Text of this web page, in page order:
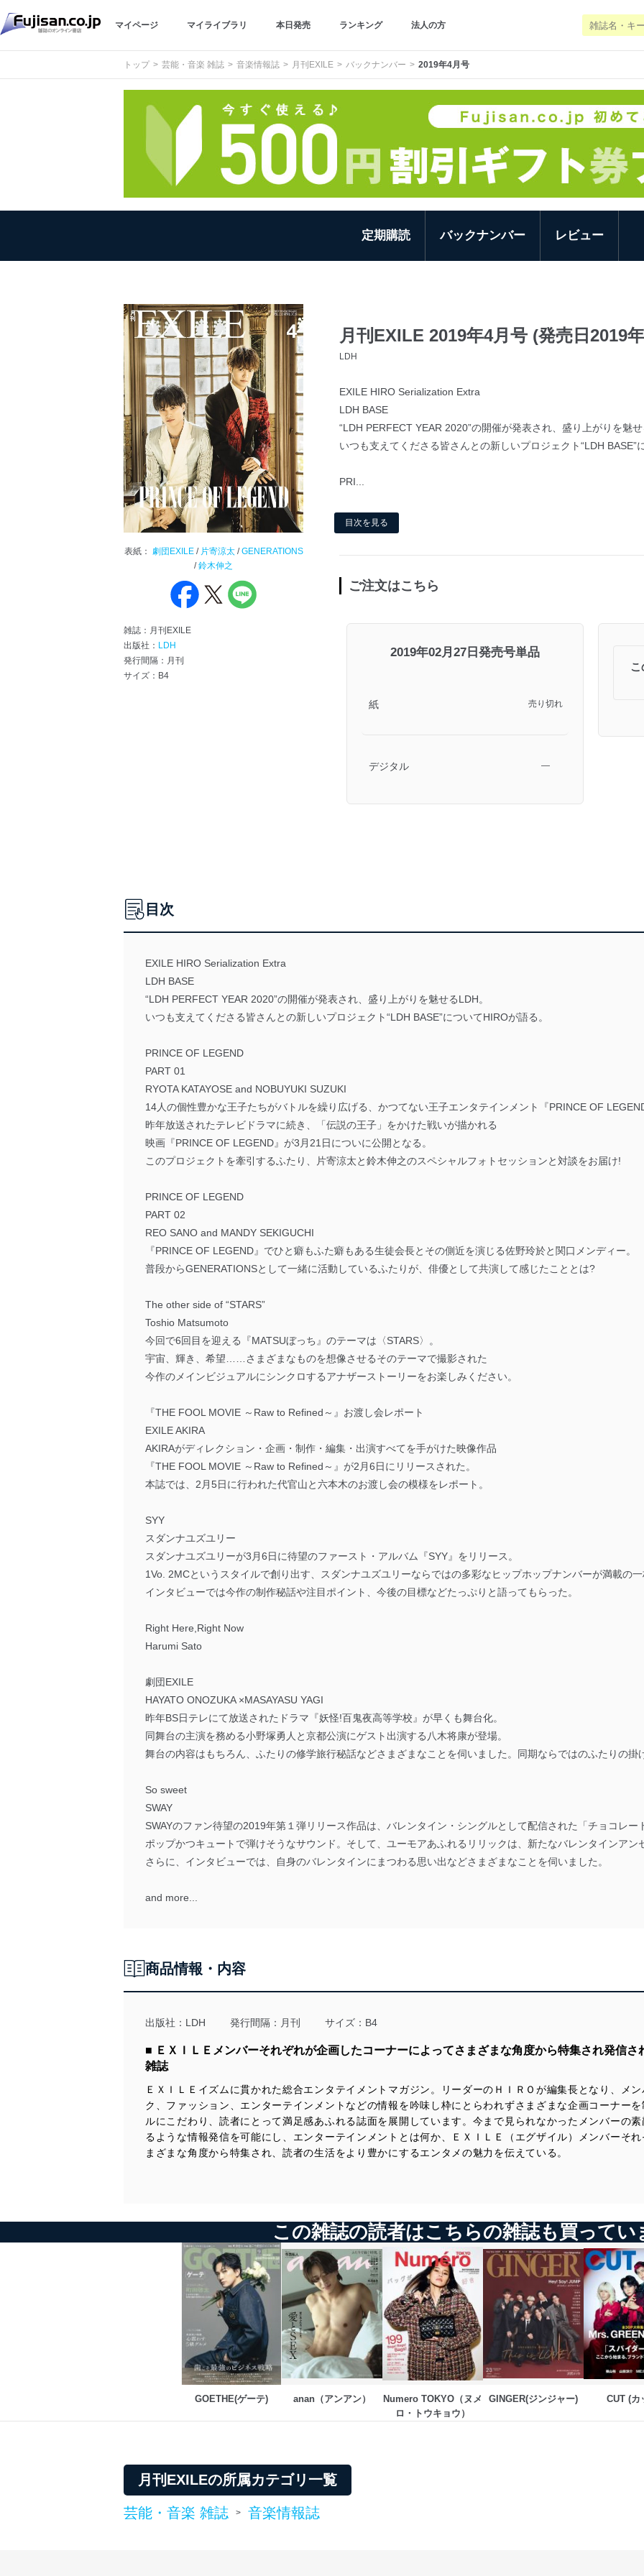
マイページ マイライブラリ 本日発売 ランキング 法人の方
トップ 芸能・音楽 雑誌 音楽情報誌 月刊EXILE バックナンバー 2019年4月号
定期購読 バックナンバー レビュー
表紙： 劇団EXILE / 片寄涼太 /GENERATIONS
/鈴木伸之
雑誌：月刊EXILE
出版社： LDH
発行間隔：月刊
サイズ：B4
月刊EXILE 2019年4月号 (発売日2019
LDH
EXILE HIRO Serialization Extra
LDH BASE
“LDH PERFECT YEAR 2020”の開催が発表され、盛り上がりを魅
いつも支えてくださる皆さんとの新しいプロジェクト“LDH BASE”
PRI...
目次を見る
ご注文はこちら
2019年02月27日発売号単品
紙 売り切れ
デジタル ―
こ
目次
EXILE HIRO Serialization Extra
LDH BASE
“LDH PERFECT YEAR 2020”の開催が発表され、盛り上がりを魅せるLDH。
いつも支えてくださる皆さんとの新しいプロジェクト“LDH BASE”についてHIROが語る。
PRINCE OF LEGEND
PART 01
RYOTA KATAYOSE and NOBUYUKI SUZUKI
14人の個性豊かな王子たちがバトルを繰り広げる、かつてない王子エンタテインメント『PRINCE OF
昨年放送されたテレビドラマに続き、「伝説の王子」をかけた戦いが描かれる
映画『PRINCE OF LEGEND』が3月21日についに公開となる。
このプロジェクトを牽引するふたり、片寄涼太と鈴木伸之のスペシャルフォトセッションと対談をお届け!
PRINCE OF LEGEND
PART 02
REO SANO and MANDY SEKIGUCHI
『PRINCE OF LEGEND』でひと癖もふた癖もある生徒会長とその側近を演じる佐野玲於と関口メンディー。
普段からGENERATIONSとして一緒に活動しているふたりが、俳優として共演して感じたこととは?
The other side of “STARS”
Toshio Matsumoto
今回で6回目を迎える『MATSUぼっち』のテーマは〈STARS〉。
宇宙、輝き、希望……さまざまなものを想像させるそのテーマで撮影された
今作のメインビジュアルにシンクロするアナザーストーリーをお楽しみください。
『THE FOOL MOVIE ～Raw to Refined～』お渡し会レポート
EXILE AKIRA
AKIRAがディレクション・企画・制作・編集・出演すべてを手がけた映像作品
『THE FOOL MOVIE ～Raw to Refined～』が2月6日にリリースされた。
本誌では、2月5日に行われた代官山と六本木のお渡し会の模様をレポート。
SYY
スダンナユズユリー
スダンナユズユリーが3月6日に待望のファースト・アルバム『SYY』をリリース。
1Vo. 2MCというスタイルで創り出す、スダンナユズユリーならではの多彩なヒップホップナンバーが満載の
インタビューでは今作の制作秘話や注目ポイント、今後の目標などたっぷりと語ってもらった。
Right Here,Right Now
Harumi Sato
劇団EXILE
HAYATO ONOZUKA ×MASAYASU YAGI
昨年BS日テレにて放送されたドラマ『妖怪!百鬼夜高等学校』が早くも舞台化。
同舞台の主演を務める小野塚勇人と京都公演にゲスト出演する八木将康が登場。
舞台の内容はもちろん、ふたりの修学旅行秘話などさまざまなことを伺いました。同期ならではのふたりの掛
So sweet
SWAY
SWAYのファン待望の2019年第１弾リリース作品は、バレンタイン・シングルとして配信された「チョコレー
ポップかつキュートで弾けそうなサウンド。そして、ユーモアあふれるリリックは、新たなバレンタインアン
さらに、インタビューでは、自身のバレンタインにまつわる思い出などさまざまなことを伺いました。
and more...
商品情報・内容
出版社： LDH 発行間隔：月刊 サイズ：B4
■ ＥＸＩＬＥメンバーそれぞれが企画したコーナーによってさまざまな角度から特集され発信
雑誌
ＥＸＩＬＥイズムに貫かれた総合エンタテイメントマガジン。リーダーのＨＩＲＯが編集長となり、メ
ク、ファッション、エンターテインメントなどの情報を吟味し枠にとらわれずさまざまな企画コーナー
ルにこだわり、読者にとって満足感あふれる誌面を展開しています。今まで見られなかったメンバーの
るような情報発信を可能にし、エンターテインメントとは何か、ＥＸＩＬＥ（エグザイル）メンバーそ
まざまな角度から特集され、読者の生活をより豊かにするエンタメの魅力を伝えている。
この雑誌の読者はこちらの雑誌も買ってい
GOETHE(ゲーテ) anan（アンアン）
Numero TOKYO（ヌメ
ロ・トウキョウ）
GINGER(ジンジャー) CUT (カ
月刊EXILEの所属カテゴリ一覧
芸能・音楽 雑誌 > 音楽情報誌